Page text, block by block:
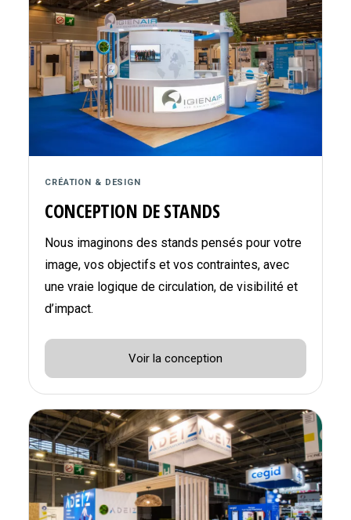
CRÉATION & DESIGN
CONCEPTION DE STANDS
Nous imaginons des stands pensés pour votre
image, vos objectifs et vos contraintes, avec
une vraie logique de circulation, de visibilité et
d’impact.
Voir la conception